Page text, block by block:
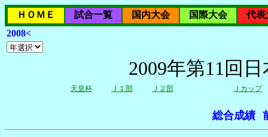
ＨＯＭＥ 試合一覧 国内大会 国際大会
代表
2008<
2009年第11回
天皇杯 Ｊ１部 Ｊ２部 Ｊカップ
総合成績